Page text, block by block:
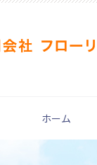
ホーム